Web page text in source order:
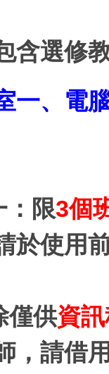
含選修
一、電
限3個
於使用
僅供資
，請借